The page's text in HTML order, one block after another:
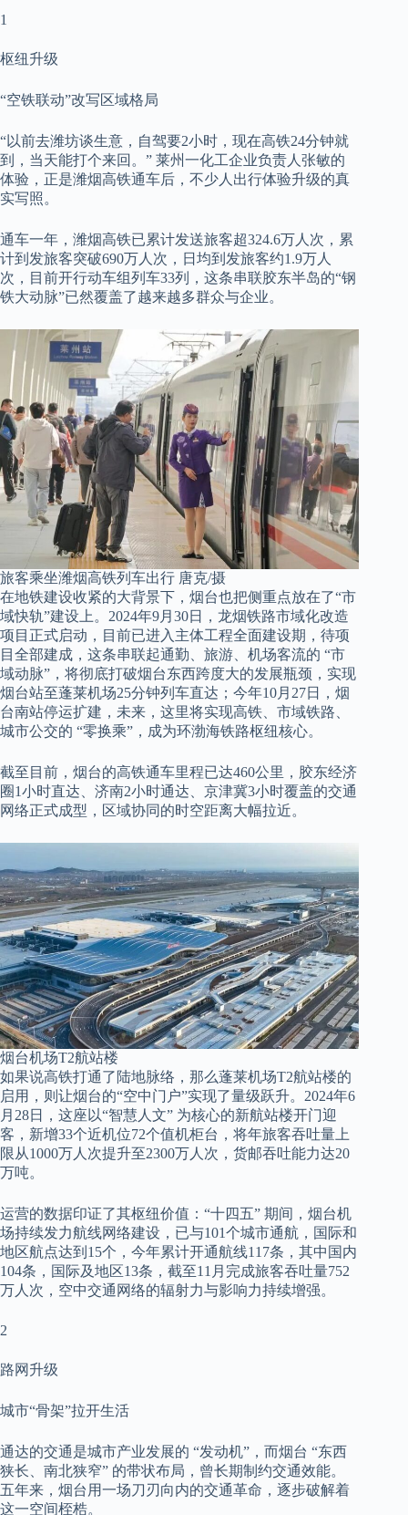
1
枢纽升级
“空铁联动”改写区域格局
“以前去潍坊谈生意，自驾要2小时，现在高铁24分钟就
到，当天能打个来回。” 莱州一化工企业负责人张敏的
体验，正是潍烟高铁通车后，不少人出行体验升级的真
实写照。
通车一年，潍烟高铁已累计发送旅客超324.6万人次，累
计到发旅客突破690万人次，日均到发旅客约1.9万人
次，目前开行动车组列车33列，这条串联胶东半岛的“钢
铁大动脉”已然覆盖了越来越多群众与企业。
旅客乘坐潍烟高铁列车出行 唐克/摄
在地铁建设收紧的大背景下，烟台也把侧重点放在了“市
域快轨”建设上。2024年9月30日，龙烟铁路市域化改造
项目正式启动，目前已进入主体工程全面建设期，待项
目全部建成，这条串联起通勤、旅游、机场客流的 “市
域动脉”，将彻底打破烟台东西跨度大的发展瓶颈，实现
烟台站至蓬莱机场25分钟列车直达；今年10月27日，烟
台南站停运扩建，未来，这里将实现高铁、市域铁路、
城市公交的 “零换乘”，成为环渤海铁路枢纽核心。
截至目前，烟台的高铁通车里程已达460公里，胶东经济
圈1小时直达、济南2小时通达、京津冀3小时覆盖的交通
网络正式成型，区域协同的时空距离大幅拉近。
烟台机场T2航站楼
如果说高铁打通了陆地脉络，那么蓬莱机场T2航站楼的
启用，则让烟台的“空中门户”实现了量级跃升。2024年6
月28日，这座以“智慧人文” 为核心的新航站楼开门迎
客，新增33个近机位72个值机柜台，将年旅客吞吐量上
限从1000万人次提升至2300万人次，货邮吞吐能力达20
万吨。
运营的数据印证了其枢纽价值：“十四五” 期间，烟台机
场持续发力航线网络建设，已与101个城市通航，国际和
地区航点达到15个，今年累计开通航线117条，其中国内
104条，国际及地区13条，截至11月完成旅客吞吐量752
万人次，空中交通网络的辐射力与影响力持续增强。
2
路网升级
城市“骨架”拉开生活
通达的交通是城市产业发展的 “发动机”，而烟台 “东西
狭长、南北狭窄” 的带状布局，曾长期制约交通效能。
五年来，烟台用一场刀刃向内的交通革命，逐步破解着
这一空间桎梏。